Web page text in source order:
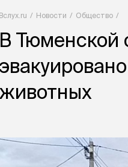
Вслух.ru Новости Общество
В Тюменской
животных